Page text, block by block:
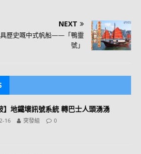
NEXT
歷史嘅中式帆船——「鴨靈
號」
】地鐵壞訊號系統 轉巴士人頭湧湧
16 突發組 0